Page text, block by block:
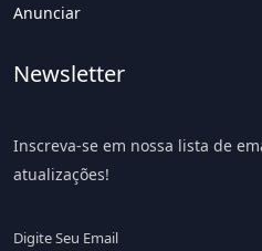
Anunciar
Newsletter
Inscreva-se em nossa lista de
atualizações!